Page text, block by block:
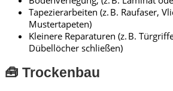
Tapezierarbeiten (z. B. Raufaser,
Mustertapeten)
Kleinere Reparaturen (z. B.
Dübellöcher schließen)
🧰 Trockenbau